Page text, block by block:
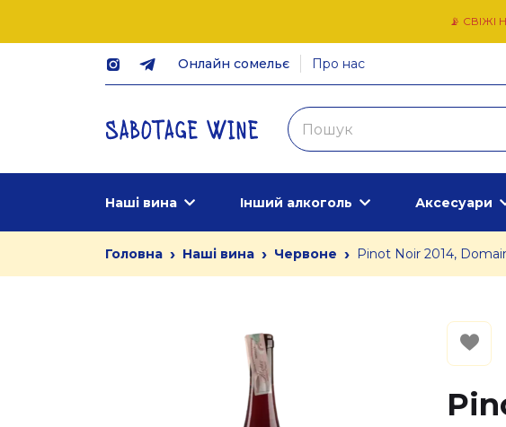
📡 СВІЖІ
Онлайн сомельє Про нас
Наші вина Інший алкоголь Аксесуари
Головна › Наші вина › Червоне › Pinot Noir 2014,